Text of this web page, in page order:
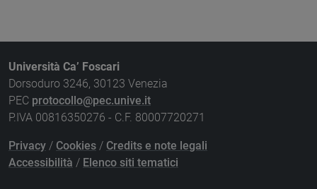
Università Ca’ Foscari
Dorsoduro 3246, 30123 Venezia
PEC protocollo@pec.unive.it
P.IVA 00816350276 - C.F. 80007720271
Privacy / Cookies / Credits e note legali
Accessibilità / Elenco siti tematici